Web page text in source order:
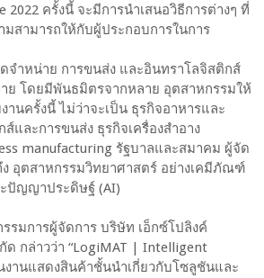
2022 ครั้งนี้ จะมีการนําเสนอวิธีการต่างๆ ที่
สามารถให้กับผู้ประกอบการในการ
จําหน่าย การขนส่ง และอินทราโลจิสติกส์
ย โดยมีพันธมิตรจากหลาย อุตสาหกรรมให้
านครั้งนี้ ไม่ว่าจะเป็น ธุรกิจอาหารและ
และการขนส่ง ธุรกิจเครื่องสําอาง
manufacturing รัฐบาลและสมาคม ผู้จัด
อุตสาหกรรมวิทยาศาสตร์ อย่างเคมีภัณฑ์
ปัญญาประดิษฐ์ (AI)
รมการผู้จัดการ บริษัท เอ็กซ์โปลิงค์
ด กล่าวว่า “LogiMAT | Intelligent
งานแสดงสินค้าชั้นนําเกี่ยวกับโซลูชันและ